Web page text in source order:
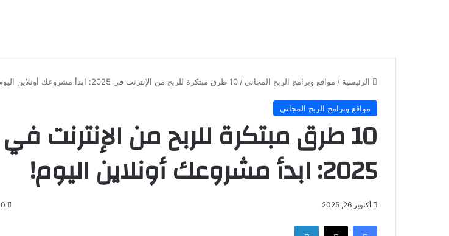
الرئيسية / مواقع وبرامج الربح المجاني / 10 طرق مبتكرة للربح من الإنترنت في 2025: ابدأ مشروعك أونلاين اليوم!
مواقع وبرامج الربح المجاني
10 طرق مبتكرة للربح من الإنترنت في
2025: ابدأ مشروعك أونلاين اليوم!
أكتوبر 26, 2025 0
فيسبوك